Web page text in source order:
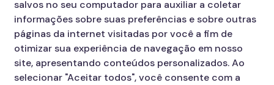
salvos no seu computador para auxiliar a coletar
informações sobre suas preferências e sobre outras
páginas da internet visitadas por você a fim de
otimizar sua experiência de navegação em nosso
site, apresentando conteúdos personalizados. Ao
selecionar "Aceitar todos", você consente com a